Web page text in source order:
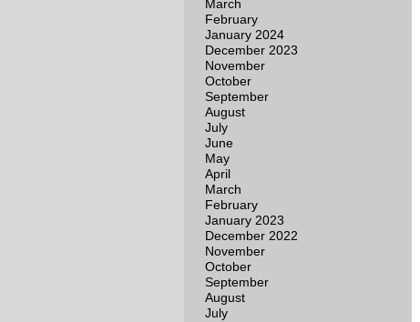
March
February
January 2024
December 2023
November
October
September
August
July
June
May
April
March
February
January 2023
December 2022
November
October
September
August
July